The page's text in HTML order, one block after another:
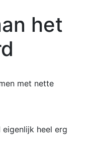
het
met nette
heel erg